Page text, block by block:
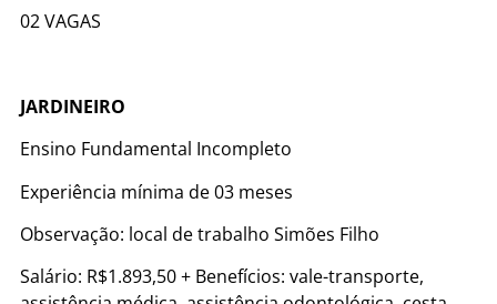
02 VAGAS
JARDINEIRO
Ensino Fundamental Incompleto
Experiência mínima de 03 meses
Observação: local de trabalho Simões Filho
Salário: R$1.893,50 + Benefícios: vale-transporte,